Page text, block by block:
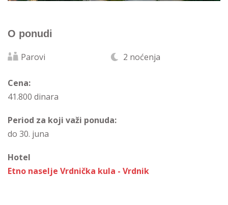
O ponudi
Parovi 2 noćenja
Cena:
41.800 dinara
Period za koji važi ponuda:
do 30. juna
Hotel
Etno naselje Vrdnička kula - Vrdnik